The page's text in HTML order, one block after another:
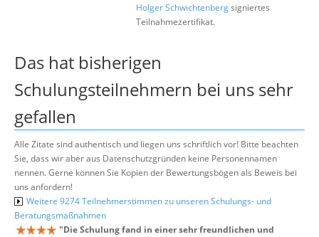
Holger Schwichtenbergsigniertes
Teilnahmezertifikat.
Das hat bisherigen
Schulungsteilnehmern bei uns sehr
gefallen
Alle Zitate sind authentisch und liegen uns schriftlich vor! Bitte beachten
Sie, dass wir aber aus Datenschutzgründen keine Personennamen
nennen. Gerne können Sie Kopien der Bewertungsbögen als Beweis bei
uns anfordern!
Weitere 9274 Teilnehmerstimmen zu unseren Schulungs- und
Beratungsmaßnahmen
"Die Schulung fand in einer sehr freundlichen und